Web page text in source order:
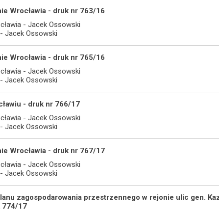
Wrocławia - druk nr 763/16
- Jacek Ossowski
Jacek Ossowski
Wrocławia - druk nr 765/16
- Jacek Ossowski
Jacek Ossowski
- druk nr 766/17
- Jacek Ossowski
Jacek Ossowski
Wrocławia - druk nr 767/17
- Jacek Ossowski
Jacek Ossowski
zagospodarowania przestrzennego w rejonie ulic gen.
774/17